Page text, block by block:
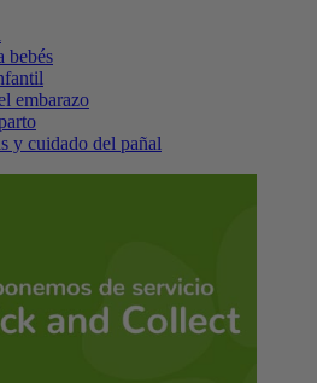
bebés
embarazo
y cuidado del pañal